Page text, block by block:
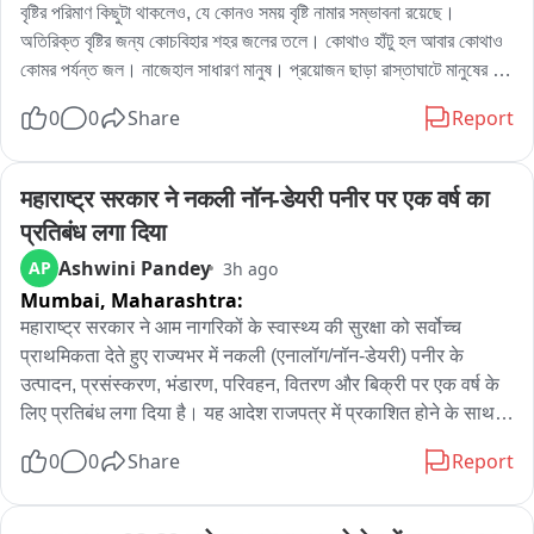
বৃষ্টির পরিমাণ কিছুটা থাকলেও, যে কোনও সময় বৃষ্টি নামার সম্ভাবনা রয়েছে।
অতিরিক্ত বৃষ্টির জন্য কোচবিহার শহর জলের তলে। কোথাও হাঁটু হল আবার কোথাও
কোমর পর্যন্ত জল। নাজেহাল সাধারণ মানুষ। প্রয়োজন ছাড়া রাস্তাঘাটে মানুষের
মানুষ।
0 0 Share Report
महाराष्ट्र सरकार ने नकली नॉन-डेयरी पनीर पर एक वर्ष का
प्रतिबंध लगा दिया
AP Ashwini Pandey 3h ago
Mumbai, Maharashtra:
महाराष्ट्र सरकार ने आम नागरिकों के स्वास्थ्य की सुरक्षा को सर्वोच्च
प्राथमिकता देते हुए राज्यभर में नकली (एनालॉग/नॉन-डेयरी) पनीर के
उत्पादन, प्रसंस्करण, भंडारण, परिवहन, वितरण और बिक्री पर एक वर्ष के
लिए प्रतिबंध लगा दिया है। यह आदेश राजपत्र में प्रकाशित होने के साथ ही
FDA के अनुसार, पिछले कुछ समय से “पनीर” के नाम पर उपभोक्ताओं को
नकली उत्पाद बेचे जाने की शिकायतें लगातार मिल रही थीं। विभिन्न जांचों,
0 0 Share Report